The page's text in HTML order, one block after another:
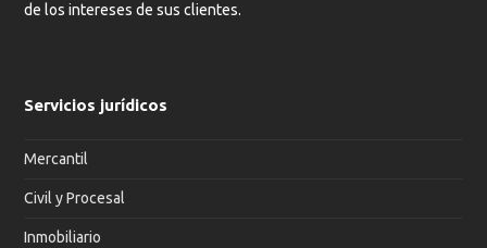
de los intereses de sus clientes.
Servicios jurídicos
Mercantil
Civil y Procesal
Inmobiliario